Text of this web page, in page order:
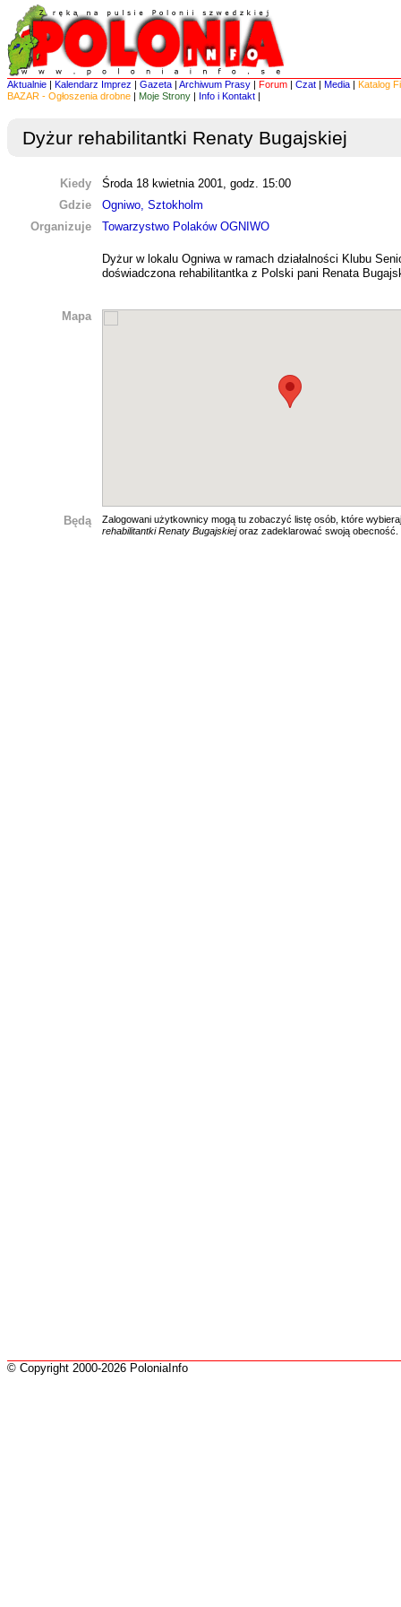
Aktualnie | Kalendarz Imprez | Gazeta | Archiwum Prasy | Forum | Czat | Media | Katalog
BAZAR - Ogłoszenia drobne | Moje Strony | Info i Kontakt |
Dyżur rehabilitantki Renaty Bugajskiej
Kiedy
Środa 18 kwietnia 2001, godz. 15:00
Gdzie
Ogniwo, Sztokholm
Organizuje
Towarzystwo Polaków OGNIWO
Dyżur w lokalu Ogniwa w ramach działalności Klubu
doświadczona rehabilitantka z Polski pani Renata
Mapa
Będą
Zalogowani użytkownicy mogą tu zobaczyć listę osób, które
rehabilitantki Renaty Bugajskiejoraz zadeklarować swoją obecność.
© Copyright 2000-2026 PoloniaInfo